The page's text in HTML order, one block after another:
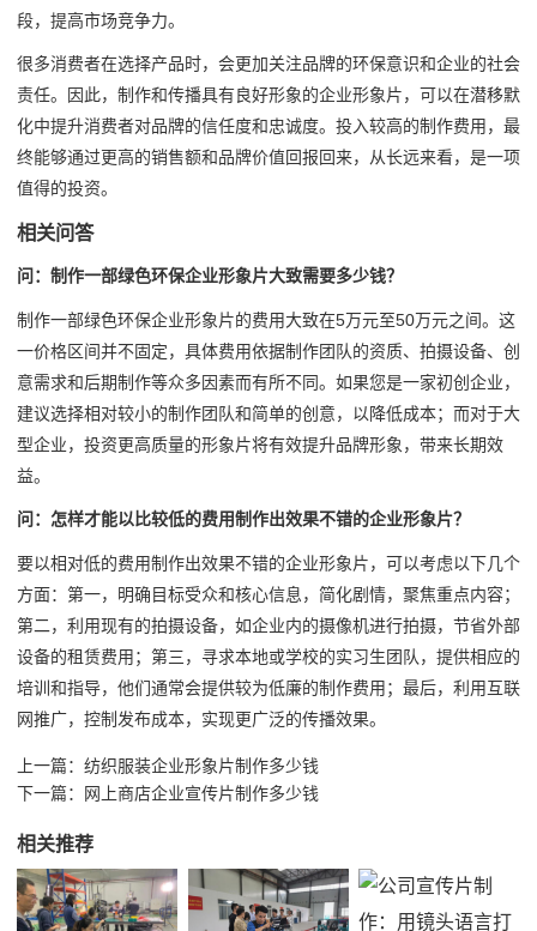
段，提高市场竞争力。
很多消费者在选择产品时，会更加关注品牌的环保意识和企业的社会
责任。因此，制作和传播具有良好形象的企业形象片，可以在潜移默
化中提升消费者对品牌的信任度和忠诚度。投入较高的制作费用，最
终能够通过更高的销售额和品牌价值回报回来，从长远来看，是一项
值得的投资。
相关问答
问：制作一部绿色环保企业形象片大致需要多少钱？
制作一部绿色环保企业形象片的费用大致在5万元至50万元之间。这
一价格区间并不固定，具体费用依据制作团队的资质、拍摄设备、创
意需求和后期制作等众多因素而有所不同。如果您是一家初创企业，
建议选择相对较小的制作团队和简单的创意，以降低成本；而对于大
型企业，投资更高质量的形象片将有效提升品牌形象，带来长期效
益。
问：怎样才能以比较低的费用制作出效果不错的企业形象片？
要以相对低的费用制作出效果不错的企业形象片，可以考虑以下几个
方面：第一，明确目标受众和核心信息，简化剧情，聚焦重点内容；
第二，利用现有的拍摄设备，如企业内的摄像机进行拍摄，节省外部
设备的租赁费用；第三，寻求本地或学校的实习生团队，提供相应的
培训和指导，他们通常会提供较为低廉的制作费用；最后，利用互联
网推广，控制发布成本，实现更广泛的传播效果。
上一篇： 纺织服装企业形象片制作多少钱
下一篇：
网上商店企业宣传片制作多少钱
相关推荐